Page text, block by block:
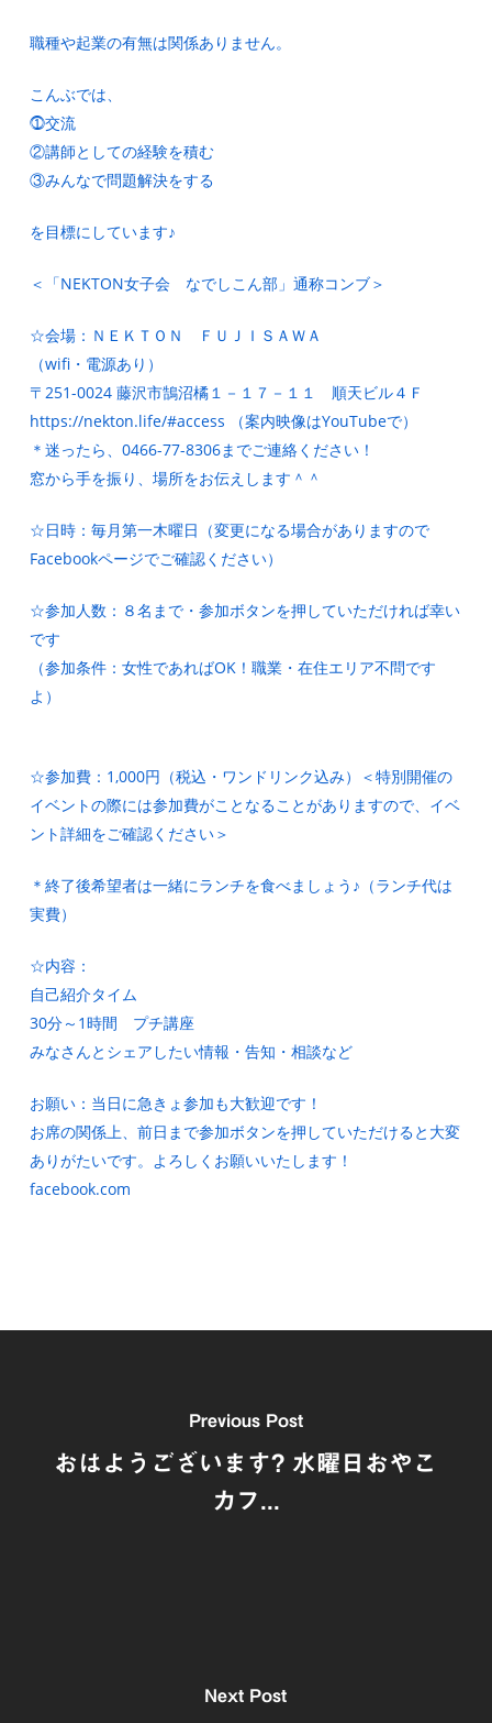
職種や起業の有無は関係ありません。
こんぶでは、
⓵交流
②講師としての経験を積む
③みんなで問題解決をする
を目標にしています♪
＜「NEKTON女子会 なでしこん部」通称コンブ＞
☆会場：ＮＥＫＴＯＮ ＦＵＪＩＳＡＷＡ
（wifi・電源あり）
〒251-0024 藤沢市鵠沼橘１－１７－１１ 順天ビル４Ｆ
https://nekton.life/#access （案内映像はYouTubeで）
＊迷ったら、0466-77-8306までご連絡ください！
窓から手を振り、場所をお伝えします＾＾
☆日時：毎月第一木曜日（変更になる場合がありますので
Facebookページでご確認ください）
☆参加人数：８名まで・参加ボタンを押していただければ幸い
です
（参加条件：女性であればOK！職業・在住エリア不問です
よ）
☆参加費：1,000円（税込・ワンドリンク込み）＜特別開催の
イベントの際には参加費がことなることがありますので、イベ
ント詳細をご確認ください＞
＊終了後希望者は一緒にランチを食べましょう♪（ランチ代は
実費）
☆内容：
自己紹介タイム
30分～1時間 プチ講座
みなさんとシェアしたい情報・告知・相談など
お願い：当日に急きょ参加も大歓迎です！
お席の関係上、前日まで参加ボタンを押していただけると大変
ありがたいです。よろしくお願いいたします！
facebook.com
Previous Post
おはようございます? 水曜日おやこ
カフ...
Next Post